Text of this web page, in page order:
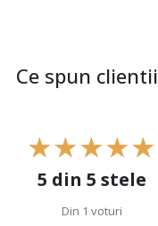
Ce spun clientii
5 din 5 stele
Din 1 voturi